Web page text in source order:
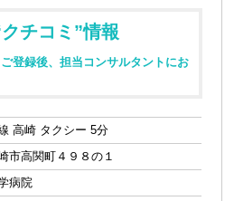
クチコミ”情報
登録後、担当コンサルタントにお
高崎 タクシー 5分
市高関町４９８の１
病院